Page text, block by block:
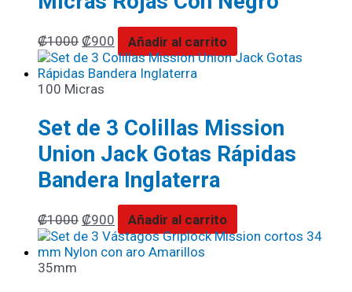
₡1000 ₡900 Añadir al carrito
100 Micras
Set de 3 Colillas Mission
Union Jack Gotas Rápidas
Bandera Inglaterra
₡1000 ₡900 Añadir al carrito
35mm